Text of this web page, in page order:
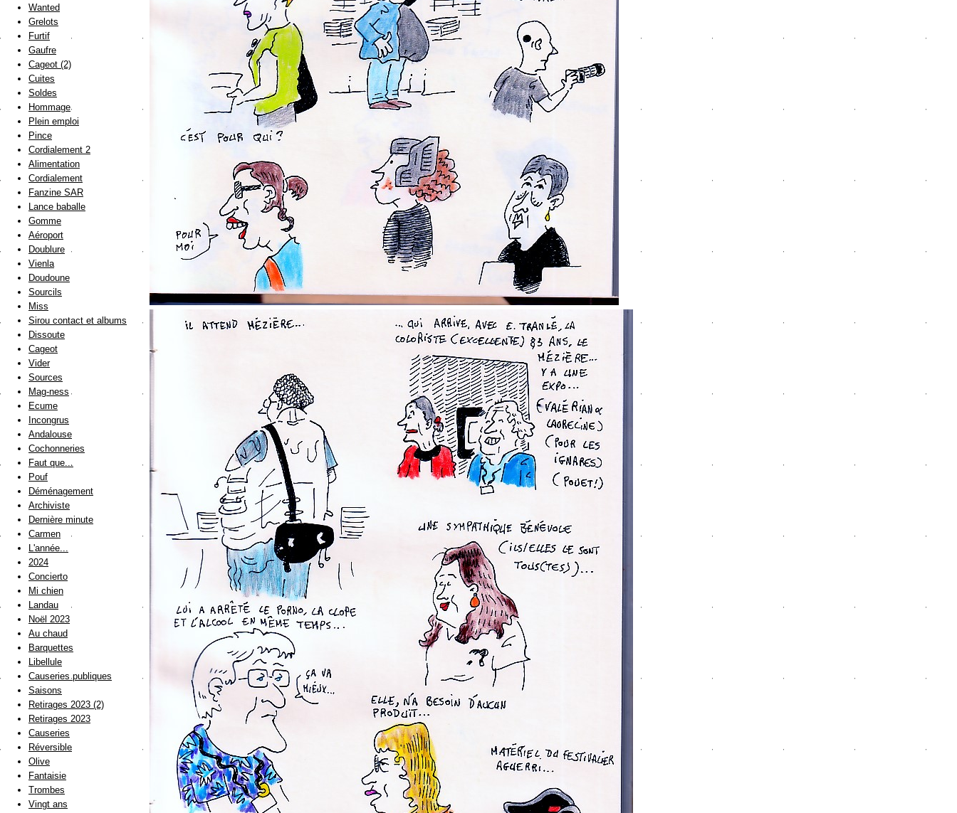
Wanted
Grelots
Furtif
Gaufre
Cageot (2)
Cuites
Soldes
Hommage
Plein emploi
Pince
Cordialement 2
Alimentation
Cordialement
Fanzine SAR
Lance baballe
Gomme
Aéroport
Doublure
Vienla
Doudoune
Sourcils
Miss
Sirou contact et albums
Dissoute
Cageot
Vider
Sources
Mag-ness
Ecume
Incongrus
Andalouse
Cochonneries
Faut que...
Pouf
Déménagement
Archiviste
Dernière minute
Carmen
L'année...
2024
Concierto
Mi chien
Landau
Noël 2023
Au chaud
Barquettes
Libellule
Causeries publiques
Saisons
Retirages 2023 (2)
Retirages 2023
Causeries
Réversible
Olive
Fantaisie
Trombes
Vingt ans